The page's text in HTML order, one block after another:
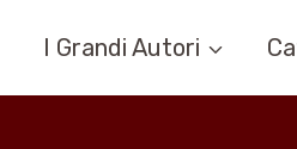
I Grandi Autori